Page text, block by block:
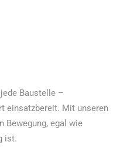
Baustelle –
einsatzbereit. Mit unseren
Bewegung, egal wie
ist.